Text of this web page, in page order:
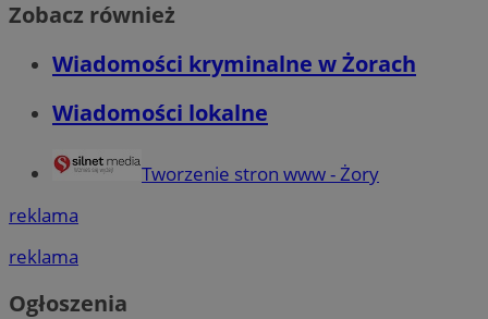
Zobacz również
Wiadomości kryminalne w Żorach
Wiadomości lokalne
Tworzenie stron www - Żory
reklama
reklama
Ogłoszenia